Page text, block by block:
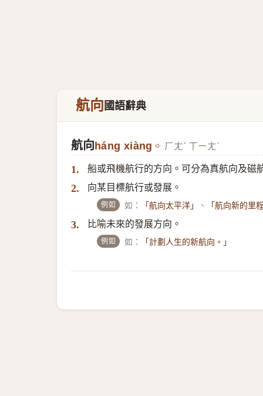
航向國語辭典
航向 háng xiàng ㄏㄤˊ ㄒㄧㄤˋ
1. 船或飛機航行的方向。可分為真航向及磁
2. 向某目標航行或發展。
例如 如： 「航向太平洋」 、 「航向新的里
3. 比喻未來的發展方向。
例如 如： 「計劃人生的新航向。」